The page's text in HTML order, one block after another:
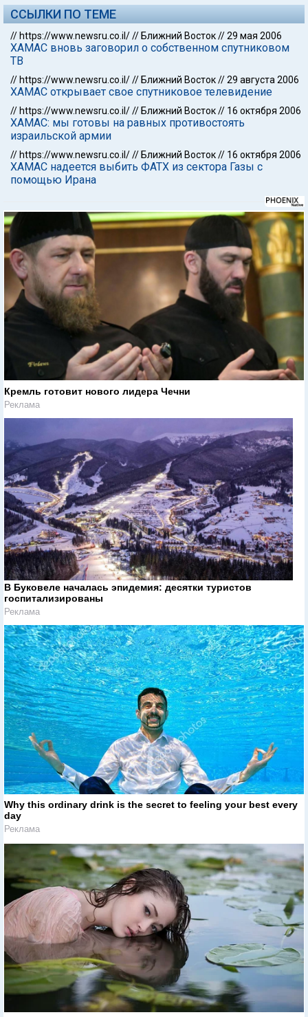
ССЫЛКИ ПО ТЕМЕ
// https://www.newsru.co.il/// Ближний Восток//29 мая 2006
ХАМАС вновь заговорил о собственном спутниковом
ТВ
// https://www.newsru.co.il/// Ближний Восток//29 августа 2006
ХАМАС открывает свое спутниковое телевидение
// https://www.newsru.co.il/// Ближний Восток// 16 октября 2006
ХАМАС: мы готовы на равных противостоять
израильской армии
// https://www.newsru.co.il/// Ближний Восток// 16 октября 2006
ХАМАС надеется выбить ФАТХ из сектора Газы с
помощью Ирана
Кремль готовит нового лидера Чечни
Реклама
В Буковеле началась эпидемия: десятки туристов
госпитализированы
Реклама
Why this ordinary drink is the secret to feeling your best every
day
Реклама